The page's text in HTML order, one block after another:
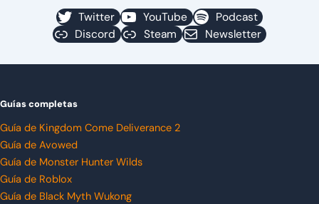
Twitter YouTube
Podcast
Discord
Steam Newsletter
Guías completas
Guía de Kingdom Come Deliverance 2
Guía de Avowed
Guía de Monster Hunter Wilds
Guía de Roblox
Guía de Black Myth Wukong